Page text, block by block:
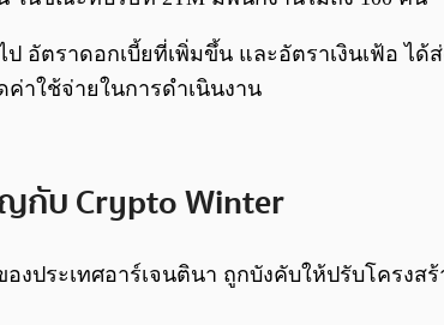
อัตราดอกเบี้ยที่เพิ่มขึ้น และอัตราเงินเฟ้อ ไ
าใช้จ่ายในการดำเนินงาน
กับ Crypto Winter
งประเทศอาร์เจนตินา ถูกบังคับให้ปรับโครง